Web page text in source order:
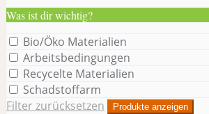
Was ist dir wichtig?
Bio/Öko Materialien
Arbeitsbedingungen
Recycelte Materialien
Schadstoffarm
Filter zurücksetzen
Produkte anzeigen